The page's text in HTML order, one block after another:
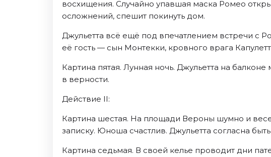
восхищения. Случайно упавшая маска Ромео
осложнений, спешит покинуть дом.
Джульетта всё ещё под впечатлением встречи с
её гость — сын Монтекки, кровного врага
Картина пятая. Лунная ночь. Джульетта на
в верности.
Действие II:
Картина шестая. На площади Вероны шумно и
записку. Юноша счастлив. Джульетта согласна
Картина седьмая. В своей келье проводит дни